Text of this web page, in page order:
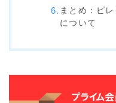
anon.
DRAGON
ELECTRIC
himassmania
まとめ：ピ
について